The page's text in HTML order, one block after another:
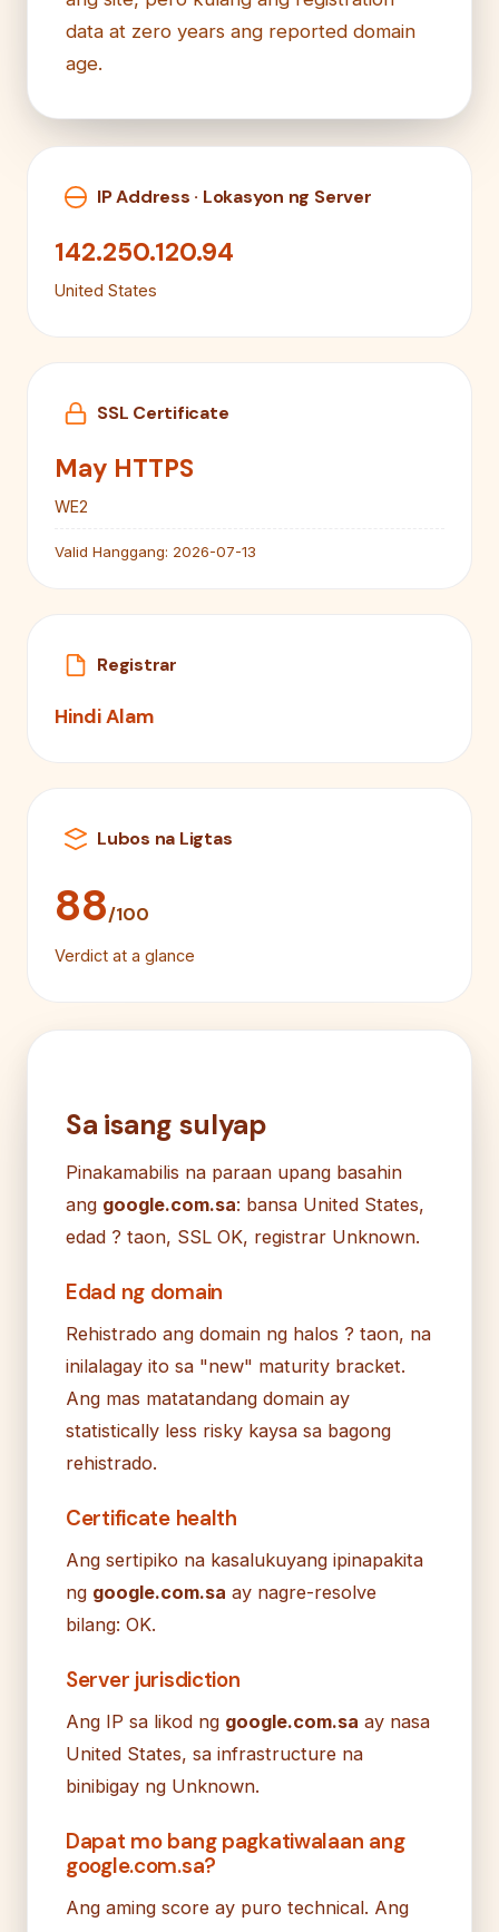
data at zero years ang reported domain
age.
IP Address · Lokasyon ng Server
142.250.120.94
United States
SSL Certificate
May HTTPS
WE2
Valid Hanggang: 2026-07-13
Registrar
Hindi Alam
Lubos na Ligtas
88/100
Verdict at a glance
Sa isang sulyap
Pinakamabilis na paraan upang basahin
ang google.com.sa: bansa United States,
edad ? taon, SSL OK, registrar Unknown.
Edad ng domain
Rehistrado ang domain ng halos ? taon, na
inilalagay ito sa "new" maturity bracket.
Ang mas matatandang domain ay
statistically less risky kaysa sa bagong
rehistrado.
Certificate health
Ang sertipiko na kasalukuyang ipinapakita
ng google.com.sa ay nagre-resolve
bilang: OK.
Server jurisdiction
Ang IP sa likod ng google.com.sa ay nasa
United States, sa infrastructure na
binibigay ng Unknown.
Dapat mo bang pagkatiwalaan ang
google.com.sa?
Ang aming score ay puro technical. Ang